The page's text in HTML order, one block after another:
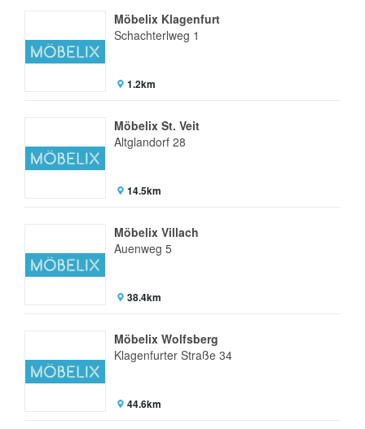
Möbelix Klagenfurt
Schachterlweg 1
1.2km
Möbelix St. Veit
Altglandorf 28
14.5km
Möbelix Villach
Auenweg 5
38.4km
Möbelix Wolfsberg
Klagenfurter Straße 34
44.6km